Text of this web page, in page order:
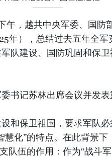
，越共中央军委、国防
年），总结过去五年全
队建设、国防巩固和保
书记苏林出席会议并发表
和保卫祖国，要求军队必
慧化”的特点。在此背景
队伍的作用：作为“战斗